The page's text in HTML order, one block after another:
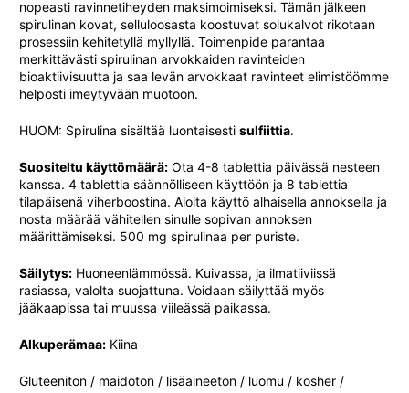
nopeasti ravinnetiheyden maksimoimiseksi. Tämän jälkeen
spirulinan kovat, selluloosasta koostuvat solukalvot rikotaan
prosessiin kehitetyllä myllyllä. Toimenpide parantaa
merkittävästi spirulinan arvokkaiden ravinteiden
bioaktiivisuutta ja saa levän arvokkaat ravinteet elimistöömme
helposti imeytyvään muotoon.
HUOM: Spirulina sisältää luontaisesti sulfiittia.
Suositeltu käyttömäärä: Ota 4-8 tablettia päivässä nesteen
kanssa. 4 tablettia säännölliseen käyttöön ja 8 tablettia
tilapäisenä viherboostina. Aloita käyttö alhaisella annoksella ja
nosta määrää vähitellen sinulle sopivan annoksen
määrittämiseksi. 500 mg spirulinaa per puriste.
Säilytys: Huoneenlämmössä. Kuivassa, ja ilmatiiviissä
rasiassa, valolta suojattuna. Voidaan säilyttää myös
jääkaapissa tai muussa viileässä paikassa.
Alkuperämaa: Kiina
Gluteeniton / maidoton / lisäaineeton / luomu / kosher /